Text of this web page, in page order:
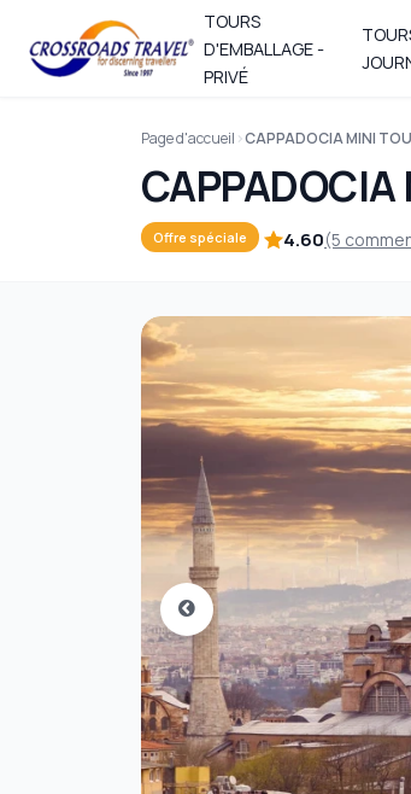
TOURS
D'EMBALLAGE -
PRIVÉ
Page d'accueil CAPPADOCIA MINI
CAPPADOCIA
Offre spéciale 4.60(5